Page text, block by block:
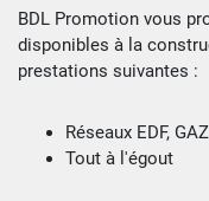
BDL Promotion vous
disponibles à la
prestations suivantes :
Réseaux EDF,
Tout à l'égout